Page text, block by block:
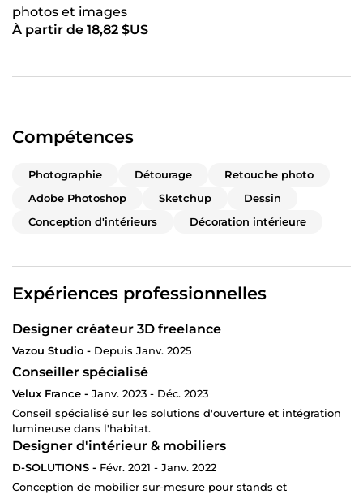
photos et images
À partir de 18,82 $US
Compétences
Photographie Détourage
Retouche photo
Adobe Photoshop
Sketchup
Dessin
Conception d'intérieurs
Décoration intérieure
Expériences professionnelles
Designer créateur 3D freelance
Vazou Studio - Depuis Janv. 2025
Conseiller spécialisé
Velux France - Janv. 2023 - Déc. 2023
Conseil spécialisé sur les solutions d'ouverture et intégration
lumineuse dans l'habitat.
Designer d'intérieur & mobiliers
D-SOLUTIONS - Févr. 2021 - Janv. 2022
Conception de mobilier sur-mesure pour stands et